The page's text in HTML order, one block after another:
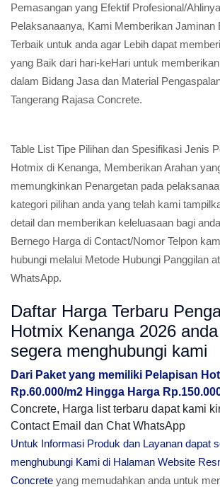
Pemasangan yang Efektif Profesional/
Pelaksanaanya, Kami Memberikan Jaminan
Terbaik untuk anda agar Lebih dapat
yang Baik dari hari-keHari untuk
dalam Bidang Jasa dan Material
Tangerang Rajasa Concrete.
Table List Tipe Pilihan dan Spesifikasi Jenis
Hotmix di Kenanga, Memberikan Arahan
memungkinkan Penargetan pada
kategori pilihan anda yang telah kami
detail dan memberikan keleluasaan bagi
Bernego Harga di Contact/Nomor Telpon
hubungi melalui Metode Hubungi Panggilan
WhatsApp.
Daftar Harga Terbaru
Hotmix Kenanga 2026
segera menghubungi kami
Dari Paket yang memiliki Pelapisan
Rp.60.000/m2 Hingga Harga
Concrete, Harga list terbaru dapat kami
Contact Email dan Chat WhatsApp
Untuk Informasi Produk dan Layanan dapat
menghubungi Kami di Halaman Website
Concrete yang memudahkan anda untuk